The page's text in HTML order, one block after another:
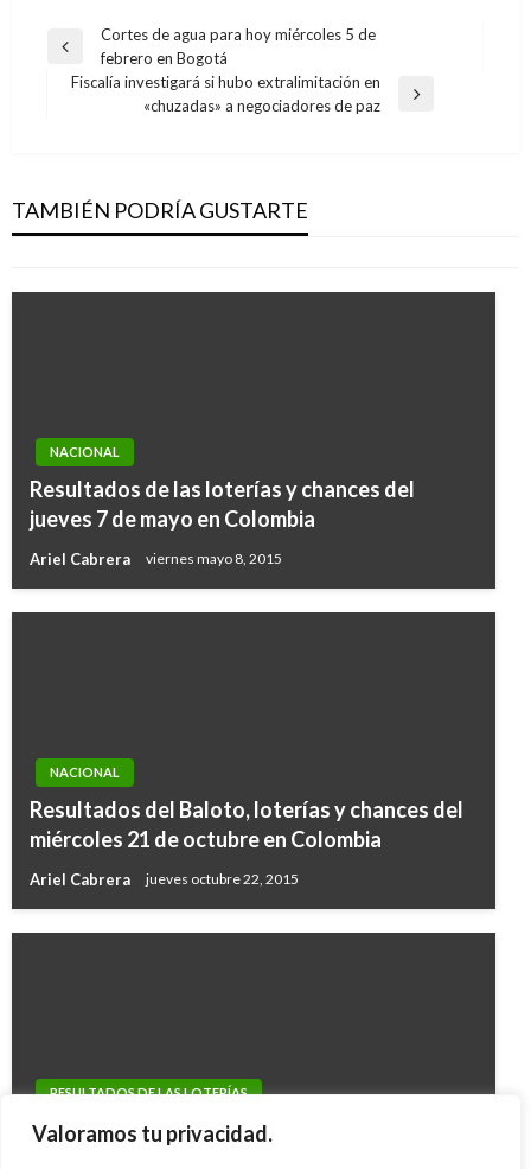
Valoramos tu privacidad.
Navegación
de
Entrada
anterior
Cortes de agua para hoy miércoles 5 de
febrero en Bogotá
Fiscalía investigará si hubo extralimitación en
«chuzadas» a negociadores de paz
TAMBIÉN PODRÍA GUSTARTE
lunes 25 de febrero en Colombia
Ariel Cabrera martes febrero 26, 2019
NACIONAL
Resultados de las loterías y chances del
jueves 7 de mayo en Colombia
Ariel Cabrera viernes mayo 8, 2015
NACIONAL
Resultados del Baloto, loterías y chances del
miércoles 21 de octubre en Colombia
Ariel Cabrera jueves octubre 22, 2015
RESULTADOS DE LAS LOTERÍAS
Loterías y chances que jugaron el martes 5 de